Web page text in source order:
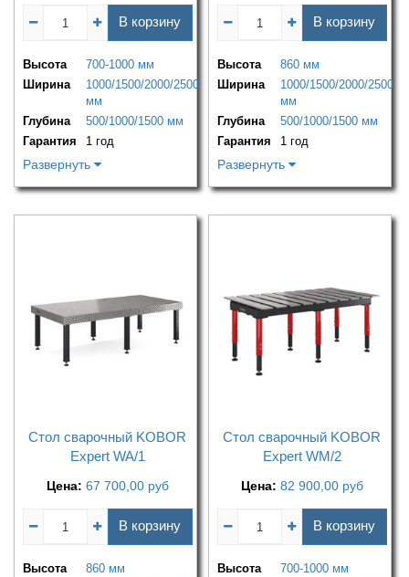
В корзину
Высота
700-1000 мм
Ширина
1000/1500/2000/2500
мм
Глубина
500/1000/1500 мм
Гарантия
1 год
Развернуть
В корзину
Высота
860 мм
Ширина
1000/1500/2000/2500
мм
Глубина
500/1000/1500 мм
Гарантия
1 год
Развернуть
Стол сварочный KOBOR
Expert WA/1
Цена: 67 700,00 руб
В корзину
Высота
860 мм
Стол сварочный KOBOR
Expert WM/2
Цена: 82 900,00 руб
В корзину
Высота
700-1000 мм